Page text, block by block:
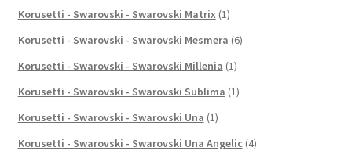
Korusetti - Swarovski - Swarovski Matrix (1)
Korusetti - Swarovski - Swarovski Mesmera (6)
Korusetti - Swarovski - Swarovski Millenia (1)
Korusetti - Swarovski - Swarovski Sublima (1)
Korusetti - Swarovski - Swarovski Una (1)
Korusetti - Swarovski - Swarovski Una Angelic (4)